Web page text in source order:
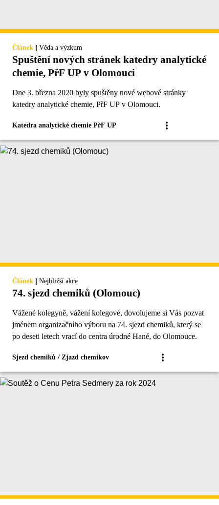
Článek | Věda a výzkum
Spuštění nových stránek katedry analytické
chemie, PřF UP v Olomouci
Dne 3. března 2020 byly spuštěny nové webové stránky
katedry analytické chemie, PřF UP v Olomouci.
Katedra analytické chemie PřF UP
Článek | Nejbližší akce
74. sjezd chemiků (Olomouc)
Vážené kolegyně, vážení kolegové, dovolujeme si Vás pozvat
jménem organizačního výboru na 74. sjezd chemiků, který se
po deseti letech vrací do centra úrodné Hané, do Olomouce.
Sjezd chemiků / Zjazd chemikov